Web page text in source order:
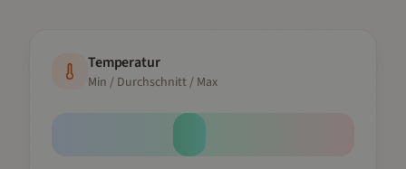
Temperatur
Min / Durchschnitt / Max